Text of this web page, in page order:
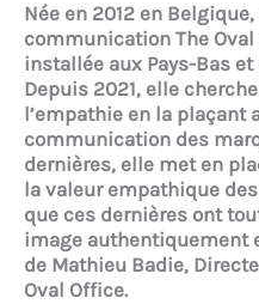
Née en 2012 en Belgique,
communication The
installée aux Pays-Bas
Depuis 2021, elle
l’empathie en la plaçant
communication des
dernières, elle met en
la valeur empathique
que ces dernières ont
image authentiquement
de Mathieu Badie,
Oval Office.